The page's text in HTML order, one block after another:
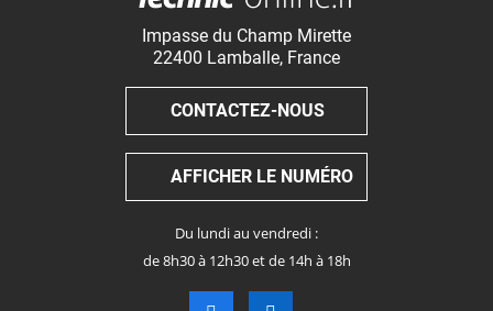
Impasse du Champ Mirette
22400 Lamballe, France
CONTACTEZ-NOUS
AFFICHER LE NUMÉRO
Du lundi au vendredi :
de 8h30 à 12h30 et de 14h à 18h